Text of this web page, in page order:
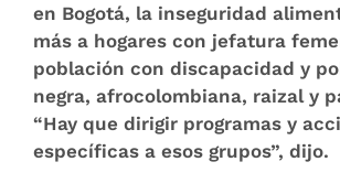
en Bogotá, la inseguridad
más a hogares con jefatura
población con discapacidad y
negra, afrocolombiana, raizal y
“Hay que dirigir programas y
específicas a esos grupos”, dijo.